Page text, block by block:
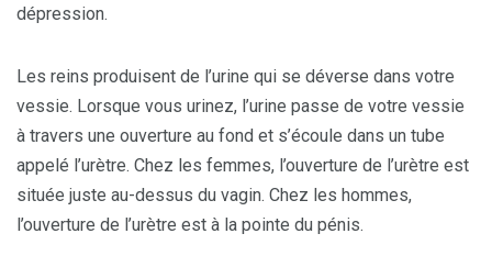
dépression.
Les reins produisent de l’urine qui se déverse dans votre
vessie. Lorsque vous urinez, l’urine passe de votre vessie
à travers une ouverture au fond et s’écoule dans un tube
appelé l’urètre. Chez les femmes, l’ouverture de l’urètre est
située juste au-dessus du vagin. Chez les hommes,
l’ouverture de l’urètre est à la pointe du pénis.